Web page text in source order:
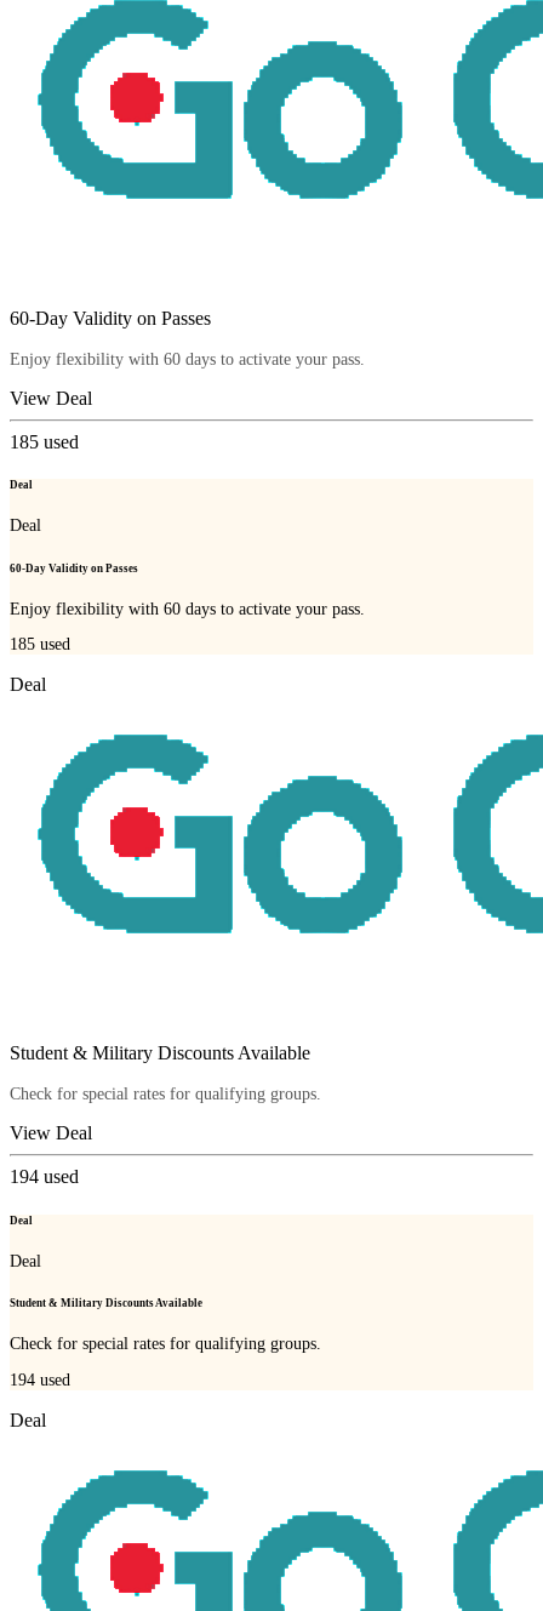
60-Day Validity on Passes
Enjoy flexibility with 60 days to activate your pass.
View Deal
185 used
Deal
Deal
60-Day Validity on Passes
Enjoy flexibility with 60 days to activate your pass.
185 used
Deal
Student & Military Discounts Available
Check for special rates for qualifying groups.
View Deal
194 used
Deal
Deal
Student & Military Discounts Available
Check for special rates for qualifying groups.
194 used
Deal